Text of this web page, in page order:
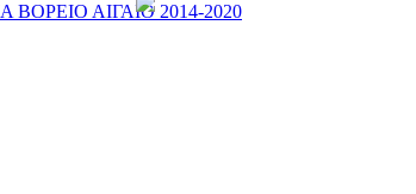
ΑΙΓΑΙΟ 2014-2020